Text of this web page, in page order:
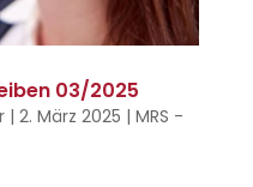
03/2025
| 2. März 2025 | MRS -